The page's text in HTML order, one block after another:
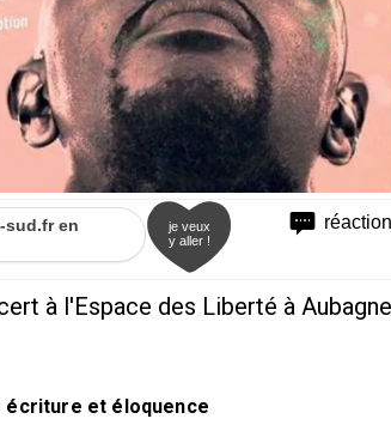
sud.fr en
je veux
y aller !
à l'Espace des Liberté à
écriture et éloquence